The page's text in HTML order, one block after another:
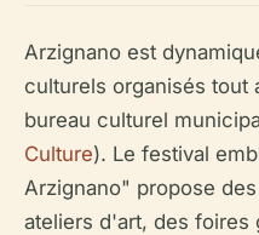
Arzignano est
culturels organisés tout
bureau culturel
Culture). Le festival
Arzignano" propose
ateliers d'art, des foires